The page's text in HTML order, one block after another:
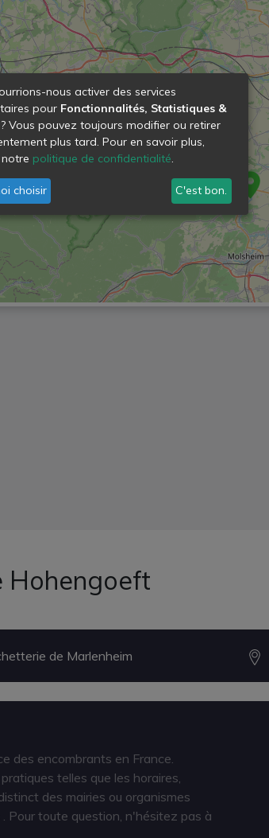
Hohengoeft
de Marlenheim
des encombrants en France.
telles que les horaires,
des mairies ou organismes
. Pour toute question, n'hésitez pas à
nous activer des services
pour Fonctionnalités, Statistiques &
? Vous pouvez toujours modifier ou retirer
plus tard. Pour en savoir plus,
politique de confidentialité.
choisir C'est bon.